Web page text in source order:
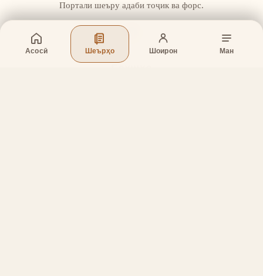
Асосӣ Шеърҳо Шоирон Ман
Портали шеъру адаби тоҷик ва форс.